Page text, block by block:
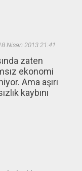
Nisan 2013 21:41
zaten
ekonomi
Ama aşırı
kaybını